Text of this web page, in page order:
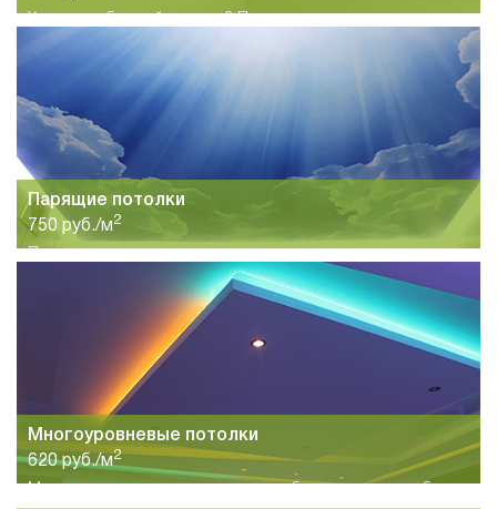
перфорированные потолки. Дизайн любой сложности в
короткие сроки.
Парящие потолки
750 руб./м 2
спальни, гостиной, кухни или коридоров с прихожей.
Сочетание легкого полотна и светодиодной подсветки
позволит создавать цвет под настроение.
Многоуровневые потолки
620 руб./м2